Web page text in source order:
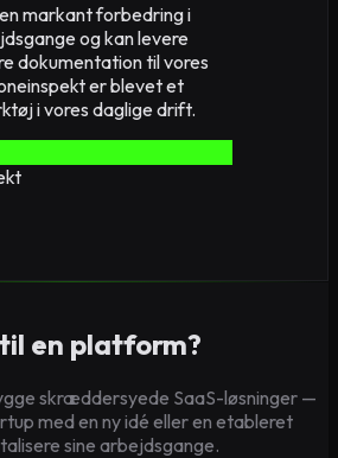
markant forbedring i
og kan levere
dokumentation til vores
er blevet et
i vores daglige drift.
en platform?
skræddersyede SaaS-løsninger —
med en ny idé eller en etableret
sine arbejdsgange.